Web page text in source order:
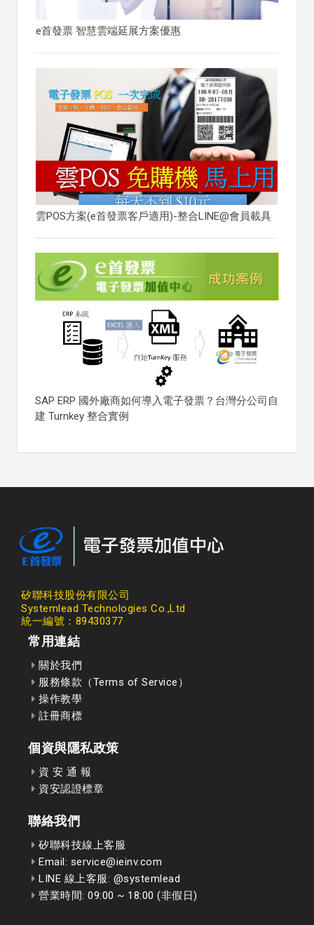
e首發票 智慧雲端延展方案優惠
雲POS方案(e首發票客戶適用)-整合LINE@會員載具
SAP ERP 國外廠商如何導入電子發票？台灣分公司自
建 Turnkey 整合實例
矽聯科技股份有限公司
Systemlead Technologies Co.,Ltd
統一編號：89430377
常用連結
關於我們
服務條款（Terms of Service）
操作教學
註冊商標
個資與隱私政策
資 安 通 報
資安認證標章
聯絡我們
矽聯科技線上客服
Email: service@ieinv.com
LINE 線上客服: @systemlead
營業時間: 09:00 ~ 18:00 (非假日)